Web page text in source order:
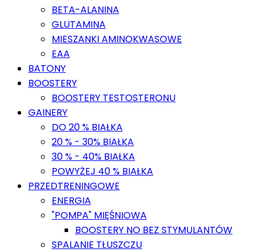
BETA-ALANINA
GLUTAMINA
MIESZANKI AMINOKWASOWE
EAA
BATONY
BOOSTERY
BOOSTERY TESTOSTERONU
GAINERY
DO 20 % BIAŁKA
20 % - 30% BIAŁKA
30 % - 40% BIAŁKA
POWYŻEJ 40 % BIAŁKA
PRZEDTRENINGOWE
ENERGIA
"POMPA" MIĘŚNIOWA
BOOSTERY NO BEZ STYMULANTÓW
SPALANIE TŁUSZCZU